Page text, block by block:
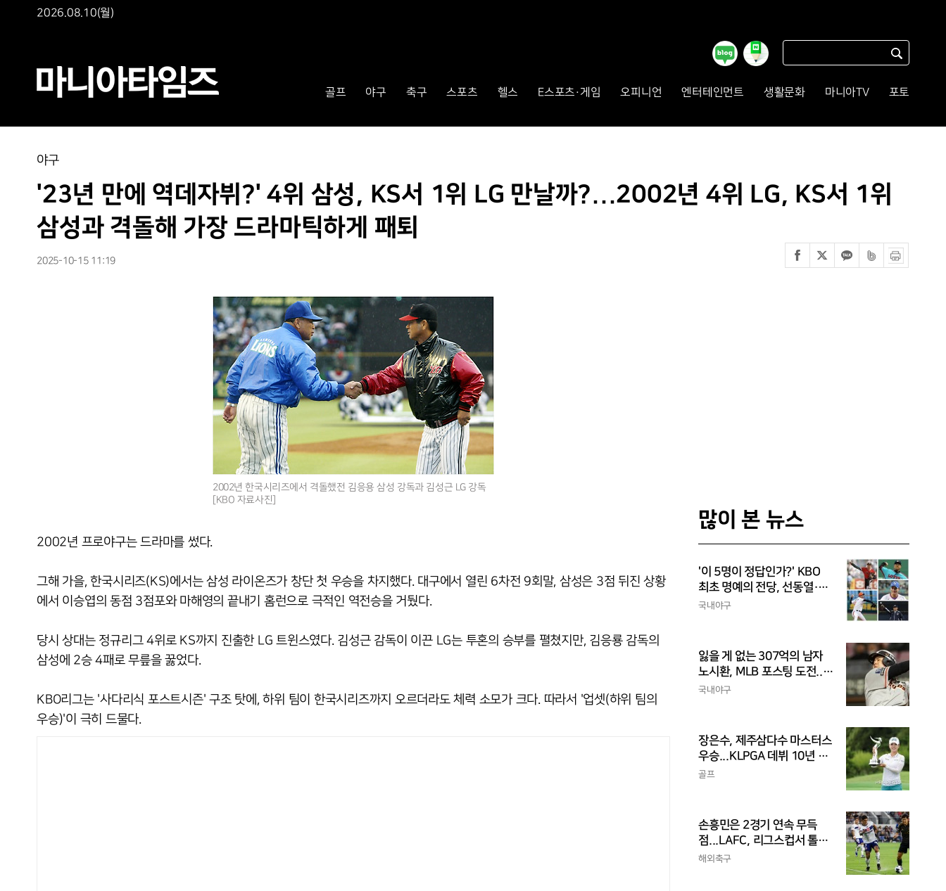
2026.08.10(월)
골프 야구 축구 스포츠 헬스 E스포츠·게임 오피니언 엔터테인먼트 생활문화 마니아TV 포토
야구
'23년 만에 역데자뷔?' 4위 삼성, KS서 1위 LG 만날까?...2002년 4위 LG, KS서 1위
삼성과 격돌해 가장 드라마틱하게 패퇴
2025-10-15 11:19
2002년 한국시리즈에서 격돌했전 김응용 삼성 강독과 김성근 LG 강독
[KBO 자료사진]
2002년 프로야구는 드라마를 썼다.
그해 가을, 한국시리즈(KS)에서는 삼성 라이온즈가 창단 첫 우승을 차지했다. 대구에서 열린 6차전 9회말, 삼성은 3점 뒤진 상황
에서 이승엽의 동점 3점포와 마해영의 끝내기 홈런으로 극적인 역전승을 거뒀다.
당시 상대는 정규리그 4위로 KS까지 진출한 LG 트윈스였다. 김성근 감독이 이끈 LG는 투혼의 승부를 펼쳤지만, 김응룡 감독의
삼성에 2승 4패로 무릎을 꿇었다.
KBO리그는 '사다리식 포스트시즌' 구조 탓에, 하위 팀이 한국시리즈까지 오르더라도 체력 소모가 크다. 따라서 '업셋(하위 팀의
우승)'이 극히 드물다.
많이 본 뉴스
'이 5명이 정답인가?' KBO
최초 명예의 전당, 선동열·최
동원·이승엽·송진우·김응용
국내야구
잃을 게 없는 307억의 남자
노시환, MLB 포스팅 도전...
시장 평가는 의외일 수 있어
국내야구
장은수, 제주삼다수 마스터스
우승...KLPGA 데뷔 10년 만
의 첫 승
골프
손흥민은 2경기 연속 무득
점...LAFC, 리그스컵서 톨루
카 1-0 제압
해외축구